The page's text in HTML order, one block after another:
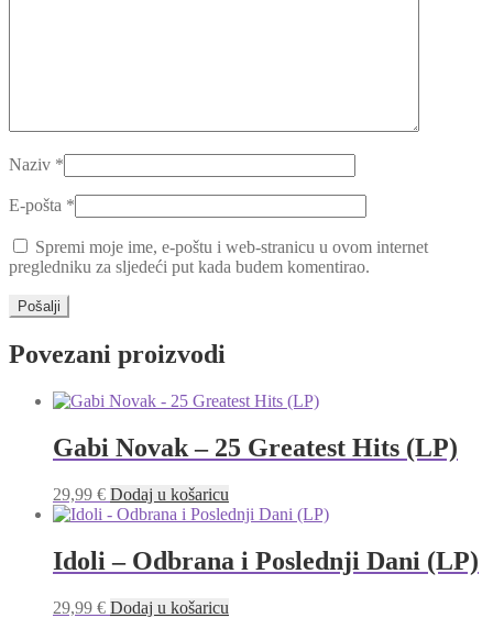
Naziv *
E-pošta *
Spremi moje ime, e-poštu i web-stranicu u ovom internet
pregledniku za sljedeći put kada budem komentirao.
Povezani proizvodi
Gabi Novak – 25 Greatest Hits (LP)
29,99 € Dodaj u košaricu
Idoli – Odbrana i Poslednji Dani (LP)
29,99 € Dodaj u košaricu